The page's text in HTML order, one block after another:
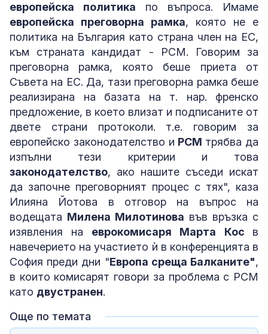
европейска политика по въпроса. Имаме
европейска преговорна рамка, която не е
политика на България като страна член на ЕС,
към страната кандидат - РСМ. Говорим за
преговорна рамка, която беше приета от
Съвета на ЕС. Да, тази преговорна рамка беше
реализирана на базата на т. нар. френско
предложение, в което влизат и подписаните от
двете страни протоколи. т.е. говорим за
европейско законодателство и РСМ трябва да
изпълни тези критерии и това
законодателство, ако нашите съседи искат
да започне преговорният процес с тях", каза
Илияна Йотова в отговор на въпрос на
водещата Милена Милотинова във връзка с
изявления на еврокомисаря Марта Кос в
навечерието на участието ѝ в конференцията в
София преди дни "Европа среща Балканите",
в които комисарят говори за проблема с РСМ
като двустранен.
Още по темата